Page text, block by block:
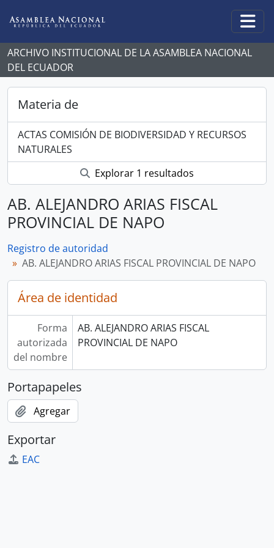
ARCHIVO INSTITUCIONAL DE LA ASAMBLEA NACIONAL
DEL ECUADOR
Materia de
ACTAS COMISIÓN DE BIODIVERSIDAD Y RECURSOS
NATURALES
Explorar 1 resultados
AB. ALEJANDRO ARIAS FISCAL
PROVINCIAL DE NAPO
Registro de autoridad
AB. ALEJANDRO ARIAS FISCAL PROVINCIAL DE NAPO
Área de identidad
Forma
autorizada
del nombre
AB. ALEJANDRO ARIAS FISCAL
PROVINCIAL DE NAPO
Portapapeles
Agregar
Exportar
EAC